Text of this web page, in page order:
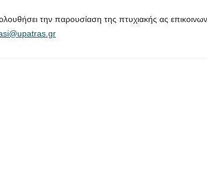
την παρουσίαση της πτυχιακής ας